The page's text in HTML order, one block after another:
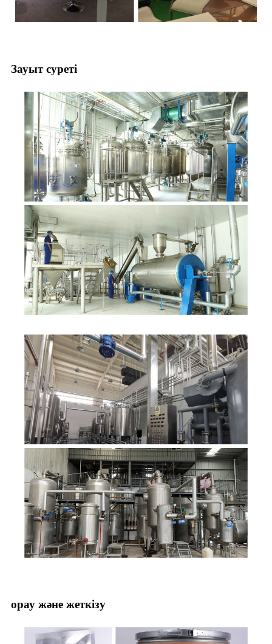
Зауыт суреті
орау және жеткізу